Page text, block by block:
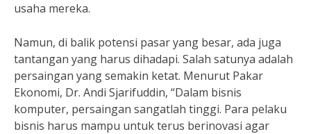
usaha mereka.
Namun, di balik potensi pasar yang besar, ada juga
tantangan yang harus dihadapi. Salah satunya adalah
persaingan yang semakin ketat. Menurut Pakar
Ekonomi, Dr. Andi Sjarifuddin, “Dalam bisnis
komputer, persaingan sangatlah tinggi. Para pelaku
bisnis harus mampu untuk terus berinovasi agar